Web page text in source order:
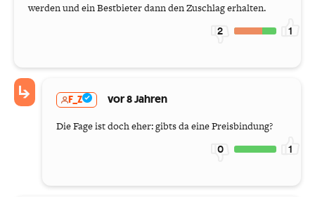
werden und ein Bestbieter dann den Zuschlag erhalten.
2 1
F_Z vor 8 Jahren
Die Fage ist doch eher: gibts da eine Preisbindung?
0 1